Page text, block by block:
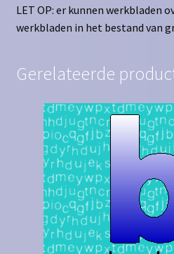
LET OP: er kunnen werkbladen
werkbladen in het bestand van
Gerelateerde